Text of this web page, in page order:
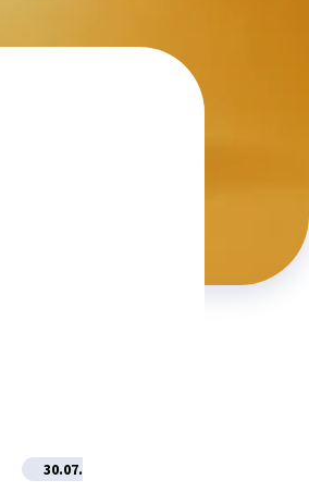
30.07.2026